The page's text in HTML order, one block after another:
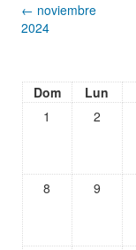
← noviembre
2024
Dom Lun
1
2
8 9